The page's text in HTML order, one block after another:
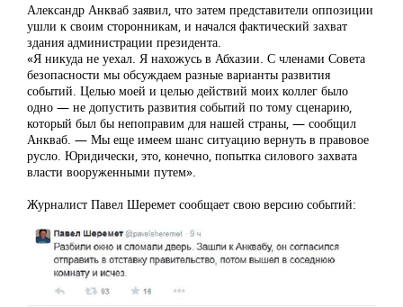
Александр Анкваб заявил, что затем представители оппозиции
ушли к своим сторонникам, и начался фактический захват
здания администрации президента.
«Я никуда не уехал. Я нахожусь в Абхазии. С членами Совета
безопасности мы обсуждаем разные варианты развития
событий. Целью моей и целью действий моих коллег было
одно — не допустить развития событий по тому сценарию,
который был бы непоправим для нашей страны, — сообщил
Анкваб. — Мы еще имеем шанс ситуацию вернуть в правовое
русло. Юридически, это, конечно, попытка силового захвата
власти вооруженными путем».
Журналист Павел Шеремет сообщает свою версию событий: